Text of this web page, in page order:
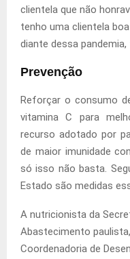
clientela que não
tenho uma clientela
diante dessa
Prevenção
Reforçar o consumo
vitamina C para
recurso adotado por
de maior imunidade
só isso não basta.
Estado são medidas
A nutricionista da
Abastecimento
Coordenadoria de